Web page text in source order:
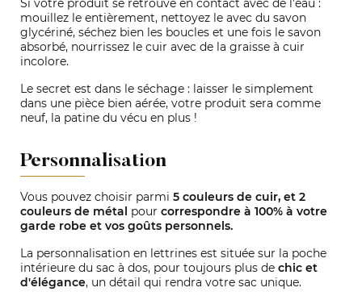
mouillez le entièrement, nettoyez le avec du savon
glycériné, séchez bien les boucles et une fois le savon
absorbé, nourrissez le cuir avec de la graisse à cuir
incolore.
Le secret est dans le séchage : laisser le simplement
dans une pièce bien aérée, votre produit sera comme
neuf, la patine du vécu en plus !
Personnalisation
Vous pouvez choisir parmi 5 couleurs de cuir, et 2
couleurs de métal pour correspondre à 100% à votre
garde robe et vos goûts personnels.
La personnalisation en lettrines est située sur la poche
intérieure du sac à dos, pour toujours plus de chic et
d'élégance, un détail qui rendra votre sac unique.